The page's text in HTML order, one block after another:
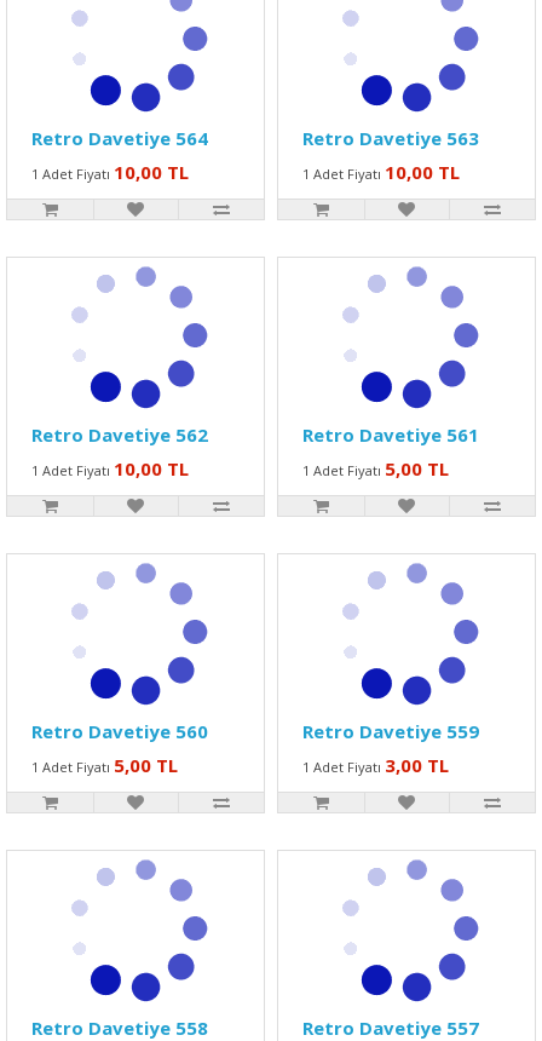
Retro Davetiye 564
1 Adet Fiyatı 10,00 TL
Retro Davetiye 563
1 Adet Fiyatı 10,00 TL
Retro Davetiye 562
1 Adet Fiyatı 10,00 TL
Retro Davetiye 561
1 Adet Fiyatı 5,00 TL
Retro Davetiye 560
1 Adet Fiyatı 5,00 TL
Retro Davetiye 559
1 Adet Fiyatı 3,00 TL
Retro Davetiye 558 Retro Davetiye 557